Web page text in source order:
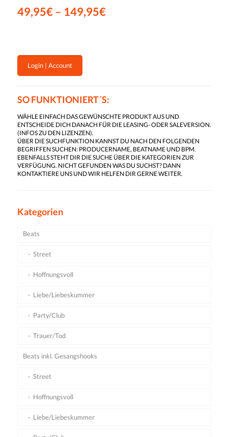
49,95€– 149,95€
Login | Account
SO FUNKTIONIERT´S:
WÄHLE EINFACH DAS GEWÜNSCHTE PRODUKT AUS UND
ENTSCHEIDE DICH DANACH FÜR DIE LEASING- ODER SALEVERSION.
(INFOS ZU DEN LIZENZEN).
ÜBER DIE SUCHFUNKTION KANNST DU NACH DEN FOLGENDEN
BEGRIFFEN SUCHEN: PRODUCERNAME, BEATNAME UND BPM.
EBENFALLS STEHT DIR DIE SUCHE ÜBER DIE KATEGORIEN ZUR
VERFÜGUNG. NICHT GEFUNDEN WAS DU SUCHST? DANN
KONTAKTIERE UNS UND WIR HELFEN DIR GERNE WEITER.
Kategorien
Beats
Street
Hoffnungsvoll
Liebe/Liebeskummer
Party/Club
Trauer/Tod
Beats inkl. Gesangshooks
Street
Hoffnungsvoll
Liebe/Liebeskummer